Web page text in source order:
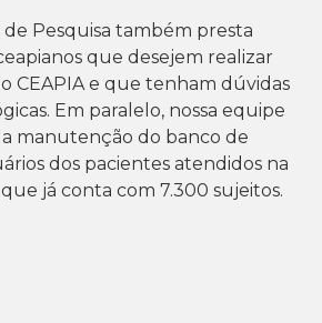
de Pesquisa também presta
que desejem realizar
CEAPIA e que tenham dúvidas
Em paralelo, nossa equipe
manutenção do banco de
dos pacientes atendidos na
já conta com 7.300 sujeitos.